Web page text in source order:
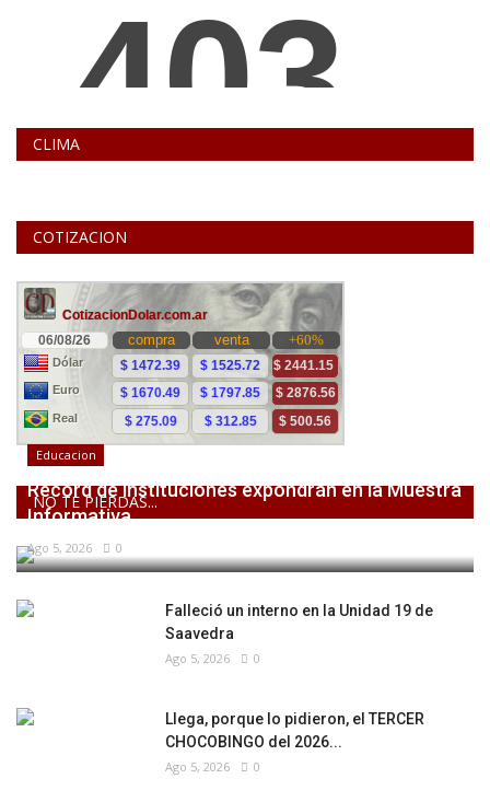
CLIMA
COTIZACION
NO TE PIERDAS...
Educacion
Récord de instituciones expondrán en la Muestra
Informativa...
Ago 5, 2026 0
Falleció un interno en la Unidad 19 de
Saavedra
Ago 5, 2026 0
Llega, porque lo pidieron, el TERCER
CHOCOBINGO del 2026...
Ago 5, 2026 0